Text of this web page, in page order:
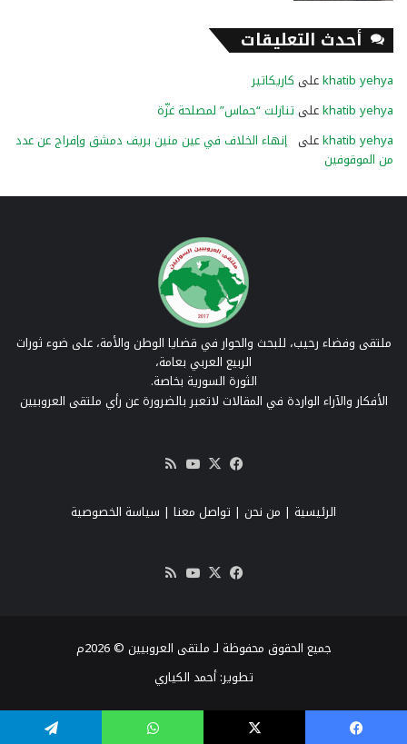
أحدث التعليقات
khatib yehyaعلى كاريكاتير
khatib yehyaعلى تنازلت “حماس” لمصلحة غزّة
khatib yehyaعلى إنهاء الخلاف في عين منين بريف دمشق وإفراج عن عدد
من الموقوفين
ملتقى وفضاء رحيب، للبحث والحوار في قضايا الوطن والأمة، على ضوء ثورات
الربيع العربي بعامة،
الثورة السورية بخاصة.
الأفكار والآراء الواردة في المقالات لاتعبر بالضرورة عن رأي ملتقى العروبيين
فيسبوك
‫X
‫YouTube
RSS
الرئيسية | من نحن | تواصل معنا | سياسة الخصوصية
فيسبوك
‫X
‫YouTube
جميع الحقوق محفوظة لـ ملتقى العروبيين © 2026م
تطوير:أحمد الكياري